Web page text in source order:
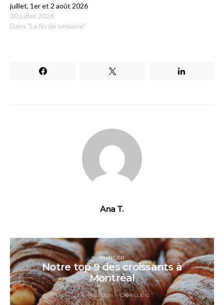
juillet, 1er et 2 août 2026
30 juillet 2026
Dans "La fin de semaine"
Ana T.
MANGER
Notre top 9 des croissants à
Montréal
23 AVRIL 2025 CAMILLE G.